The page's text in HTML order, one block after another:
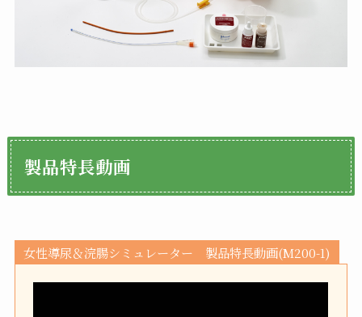
製品特長動画
女性導尿＆浣腸シミュレーター 製品特長動画(M200-1)